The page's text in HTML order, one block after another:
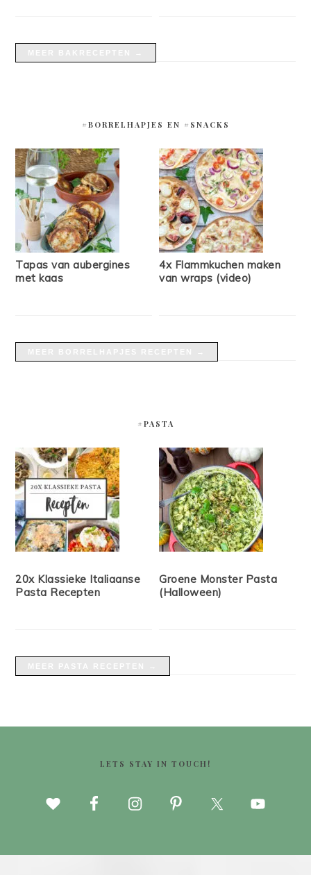
#BORRELHAPJES EN #SNACKS
Tapas van aubergines
met kaas
4x Flammkuchen maken
van wraps (video)
#PASTA
20x Klassieke Italiaanse
Pasta Recepten
Groene Monster Pasta
(Halloween)
LETS STAY IN TOUCH!